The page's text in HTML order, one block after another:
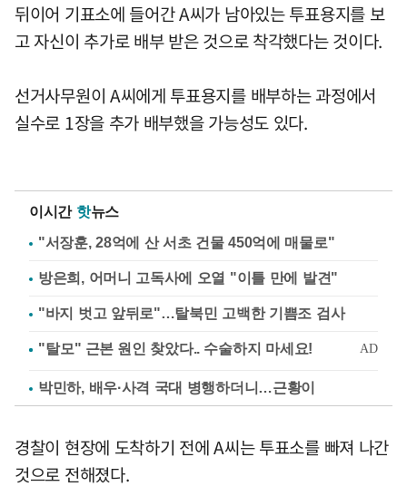
뒤이어 기표소에 들어간 A씨가 남아있는 투표용지를 보
고 자신이 추가로 배부 받은 것으로 착각했다는 것이다.
선거사무원이 A씨에게 투표용지를 배부하는 과정에서
실수로 1장을 추가 배부했을 가능성도 있다.
이시간 핫뉴스
"서장훈, 28억에 산 서초 건물 450억에 매물로"
방은희, 어머니 고독사에 오열 "이틀 만에 발견"
"바지 벗고 앞뒤로"…탈북민 고백한 기쁨조 검사
박민하, 배우·사격 국대 병행하더니…근황이
경찰이 현장에 도착하기 전에 A씨는 투표소를 빠져 나간
것으로 전해졌다.